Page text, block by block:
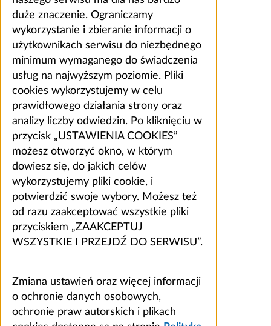
duże znaczenie. Ograniczamy
wykorzystanie i zbieranie informacji o
użytkownikach serwisu do niezbędnego
minimum wymaganego do świadczenia
usług na najwyższym poziomie. Pliki
cookies wykorzystujemy w celu
prawidłowego działania strony oraz
analizy liczby odwiedzin. Po kliknięciu w
przycisk „USTAWIENIA COOKIES”
możesz otworzyć okno, w którym
dowiesz się, do jakich celów
wykorzystujemy pliki cookie, i
potwierdzić swoje wybory. Możesz też
od razu zaakceptować wszystkie pliki
przyciskiem „ZAAKCEPTUJ
WSZYSTKIE I PRZEJDŹ DO SERWISU”.
Zmiana ustawień oraz więcej informacji
o ochronie danych osobowych,
ochronie praw autorskich i plikach